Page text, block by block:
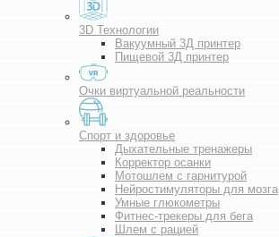
3D Технологии
Вакуумный 3Д принтер
Пищевой 3Д принтер
Очки виртуальной реальности
Спорт и здоровье
Дыхательные тренажеры
Корректор осанки
Мотошлем с гарнитурой
Нейростимуляторы для мозга
Умные глюкометры
Фитнес-трекеры для бега
Шлем с рацией